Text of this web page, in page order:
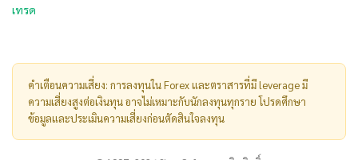
เทรด
คำเตือนความเสี่ยง: การลงทุนใน Forex และตราสารที่มี leverage มี
ความเสี่ยงสูงต่อเงินทุน อาจไม่เหมาะกับนักลงทุนทุกราย โปรดศึกษา
ข้อมูลและประเมินความเสี่ยงก่อนตัดสินใจลงทุน